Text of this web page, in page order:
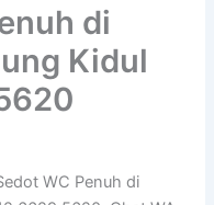
di
Kidul
WC Penuh di